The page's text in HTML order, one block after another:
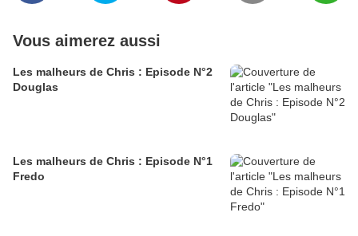
Vous aimerez aussi
Les malheurs de Chris : Episode N°2
Douglas
Les malheurs de Chris : Episode N°1
Fredo